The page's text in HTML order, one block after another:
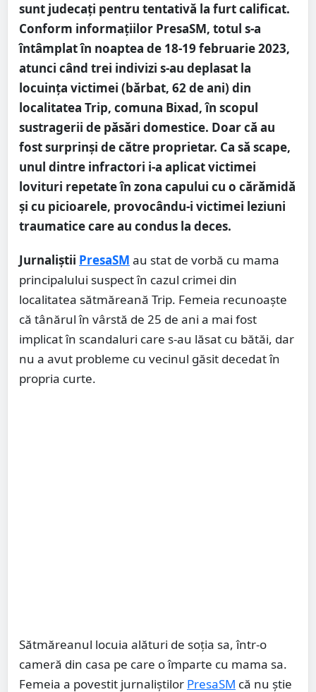
sunt judecați pentru tentativă la furt calificat.
Conform informațiilor PresaSM, totul s-a
întâmplat în noaptea de 18-19 februarie 2023,
atunci când trei indivizi s-au deplasat la
locuinţa victimei (bărbat, 62 de ani) din
localitatea Trip, comuna Bixad, în scopul
sustragerii de păsări domestice. Doar că au
fost surprinși de către proprietar. Ca să scape,
unul dintre infractori i-a aplicat victimei
lovituri repetate în zona capului cu o cărămidă
şi cu picioarele, provocându-i victimei leziuni
traumatice care au condus la deces.
Jurnaliștii PresaSM au stat de vorbă cu mama
principalului suspect în cazul crimei din
localitatea sătmăreană Trip. Femeia recunoaște
că tânărul în vârstă de 25 de ani a mai fost
implicat în scandaluri care s-au lăsat cu bătăi, dar
nu a avut probleme cu vecinul găsit decedat în
propria curte.
Sătmăreanul locuia alături de soția sa, într-o
cameră din casa pe care o împarte cu mama sa.
Femeia a povestit jurnaliștilor PresaSM că nu știe